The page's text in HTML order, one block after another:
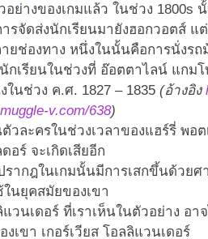
อย่างของเกมแล้ว ในช่วง 1800s
รจัดส่งนักเรียนมายังฮอกวอตส์ แ
ยช่องทาง หนึ่งในนั้นคือการนั่งรถ
กเรียนในช่วงที่ อ๊อตตาไลน์ แกม
ในช่วง ค.ศ. 1827 – 1835 (อ้างอิง
v.com/638)
วละครในช่วงเวลาของแฮร์รี่ พอ
อร์ จะเกิดเสียอีก
รากฎในเกมนั้นมีการเสกขึ้นด้วย
ในยุคสมัยของเขา
แวนเดอร์ ที่เราเห็นในตัวอย่าง อ
เขา เกอร์เวียส โอลลิแวนเดอร์